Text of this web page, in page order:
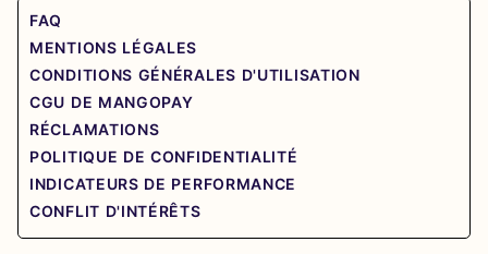
FAQ
MENTIONS LÉGALES
CONDITIONS GÉNÉRALES D'UTILISATION
CGU DE MANGOPAY
RÉCLAMATIONS
POLITIQUE DE CONFIDENTIALITÉ
INDICATEURS DE PERFORMANCE
CONFLIT D'INTÉRÊTS